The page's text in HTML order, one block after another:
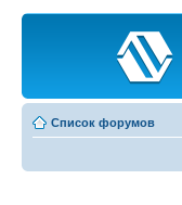
Список форумов